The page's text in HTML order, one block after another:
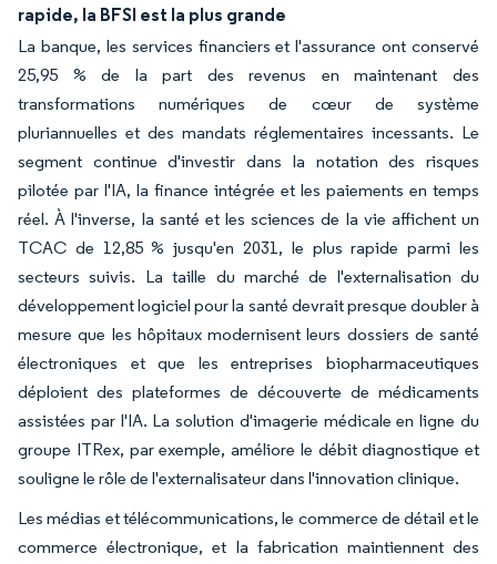
rapide, la BFSI est la plus grande
La banque, les services financiers et l'assurance ont conservé
25,95 % de la part des revenus en maintenant des
transformations numériques de cœur de système
pluriannuelles et des mandats réglementaires incessants. Le
segment continue d'investir dans la notation des risques
pilotée par l'IA, la finance intégrée et les paiements en temps
réel. À l'inverse, la santé et les sciences de la vie affichent un
TCAC de 12,85 % jusqu'en 2031, le plus rapide parmi les
secteurs suivis. La taille du marché de l'externalisation du
développement logiciel pour la santé devrait presque doubler à
mesure que les hôpitaux modernisent leurs dossiers de santé
électroniques et que les entreprises biopharmaceutiques
déploient des plateformes de découverte de médicaments
assistées par l'IA. La solution d'imagerie médicale en ligne du
groupe ITRex, par exemple, améliore le débit diagnostique et
souligne le rôle de l'externalisateur dans l'innovation clinique.
Les médias et télécommunications, le commerce de détail et le
commerce électronique, et la fabrication maintiennent des